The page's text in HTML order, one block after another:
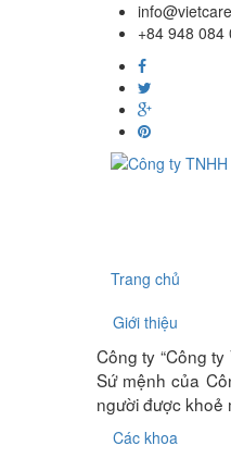
+84 948 084
Trang chủ
Giới thiệu
Công ty “Công
Sứ mệnh của
người được khoẻ
Các khoa